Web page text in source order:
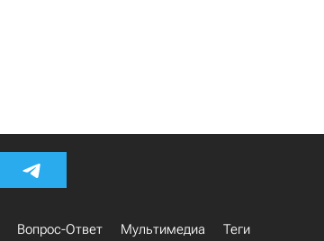
Вопрос-Ответ Мультимедиа Теги